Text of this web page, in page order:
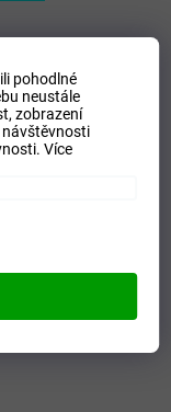
pohodlné
neustále
zobrazení
návštěvnosti
Více